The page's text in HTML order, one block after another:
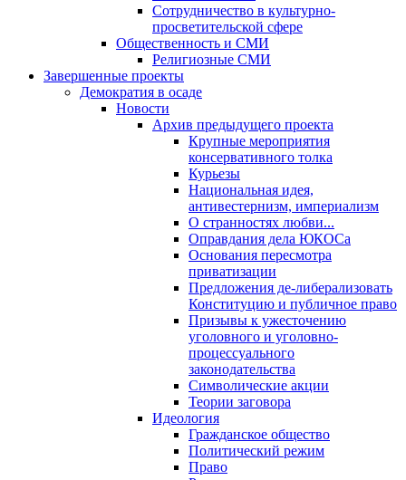
Сотрудничество в культурно-
просветительской сфере
Общественность и СМИ
Религиозные СМИ
Завершенные проекты
Демократия в осаде
Новости
Архив предыдущего проекта
Крупные мероприятия
консервативного толка
Курьезы
Национальная идея,
антивестернизм, империализм
О странностях любви...
Оправдания дела ЮКОСа
Основания пересмотра
приватизации
Предложения де-либерализовать
Конституцию и публичное право
Призывы к ужесточению
уголовного и уголовно-
процессуального
законодательства
Символические акции
Теории заговора
Идеология
Гражданское общество
Политический режим
Право